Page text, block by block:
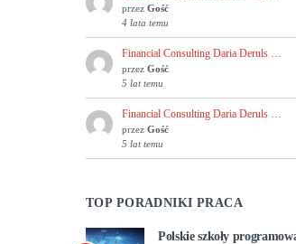
przez Gość
4 lata temu
Financial Consulting Daria Deruls …
przez Gość
5 lat temu
Financial Consulting Daria Deruls …
przez Gość
5 lat temu
TOP PORADNIKI PRACA
Polskie szkoły